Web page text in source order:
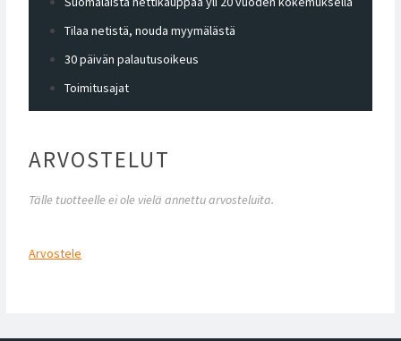
Tilaa netistä, nouda myymälästä
30 päivän palautusoikeus
Toimitusajat
ARVOSTELUT
Tälle tuotteelle ei ole vielä annettu arvosteluita.
Arvostele